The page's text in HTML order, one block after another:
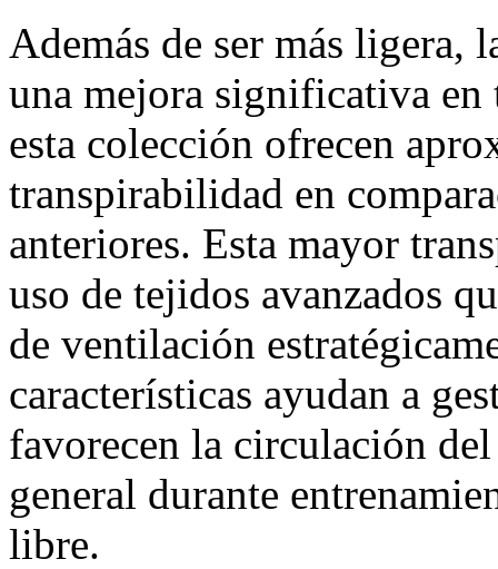
Además de ser más ligera,
una mejora significativa en
esta colección ofrecen
transpirabilidad en
anteriores. Esta mayor
uso de tejidos avanzados
de ventilación
características ayudan a
favorecen la circulación
general durante
libre.